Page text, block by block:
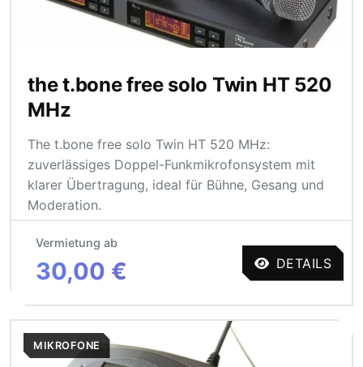
the t.bone free solo Twin HT 520
MHz
The t.bone free solo Twin HT 520 MHz:
zuverlässiges Doppel-Funkmikrofonsystem mit
klarer Übertragung, ideal für Bühne, Gesang und
Moderation.
Vermietung ab
30,00 € DETAILS
MIKROFONE